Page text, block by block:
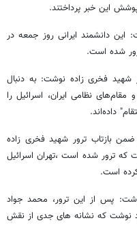
این خبر پرداختند.
دانشمند ایرانی روز جمعه در
شده است.
فخری زاده نوشت: به دنبال
نظامی ایران، اسرائیل را
داده‌اند.
بازتاب ترور شهید فخری زاده
که ترور شده است ،تهران اسرائیل
است.
پس از این ترور، محمد جواد
نوشت که نشانه های جدی از نقش